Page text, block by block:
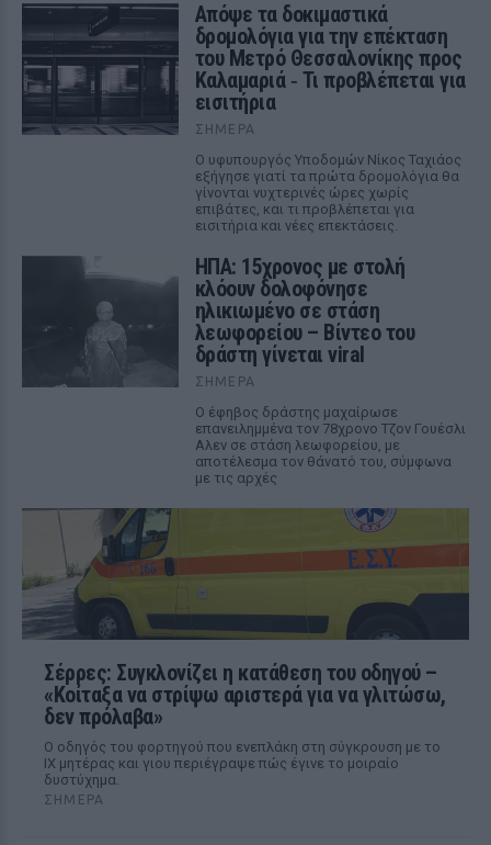
Απόψε τα δοκιμαστικά
δρομολόγια για την επέκταση
του Μετρό Θεσσαλονίκης προς
Καλαμαριά ‑ Τι προβλέπεται για
εισιτήρια
ΣΉΜΕΡΑ
Ο υφυπουργός Υποδομών Νίκος Ταχιάος
εξήγησε γιατί τα πρώτα δρομολόγια θα
γίνονται νυχτερινές ώρες χωρίς
επιβάτες, και τι προβλέπεται για
εισιτήρια και νέες επεκτάσεις.
ΗΠΑ: 15χρονος με στολή
κλόουν δολοφόνησε
ηλικιωμένο σε στάση
λεωφορείου – Βίντεο του
δράστη γίνεται viral
ΣΉΜΕΡΑ
Ο έφηβος δράστης μαχαίρωσε
επανειλημμένα τον 78χρονο Τζον Γουέσλι
Αλεν σε στάση λεωφορείου, με
αποτέλεσμα τον θάνατό του, σύμφωνα
με τις αρχές
Σέρρες: Συγκλονίζει η κατάθεση του οδηγού –
«Κοίταξα να στρίψω αριστερά για να γλιτώσω,
δεν πρόλαβα»
Ο οδηγός του φορτηγού που ενεπλάκη στη σύγκρουση με το
ΙΧ μητέρας και γιου περιέγραψε πώς έγινε το μοιραίο
δυστύχημα.
ΣΉΜΕΡΑ